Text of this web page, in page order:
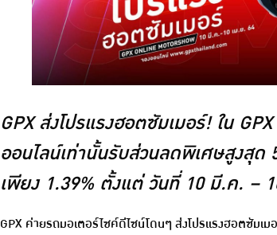
GPX ส่งโปรแรงฮอตซัมเมอร์! ใน
ออนไลน์เท่านั้นรับส่วนลดพิเศษสูงสุ
เพียง 1.39% ตั้งแต่ วันที่ 10 มี.ค. –
GPX ค่ายรถมอเตอร์ไซค์ดีไซน์โดนๆ ส่งโปรแรงฮอตซัมเ